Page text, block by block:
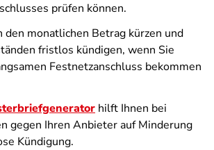
prüfen können.
den monatlichen Betrag kürzen und
fristlos kündigen, wenn Sie
Festnetzanschluss bekommen
hilft Ihnen bei
gegen Ihren Anbieter auf Minderung
Kündigung.